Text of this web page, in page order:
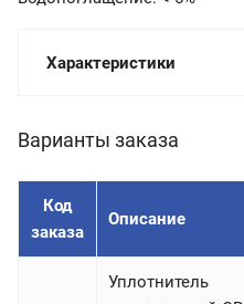
Характеристики
Варианты заказа
Код
заказа
Описание
Уплотнитель